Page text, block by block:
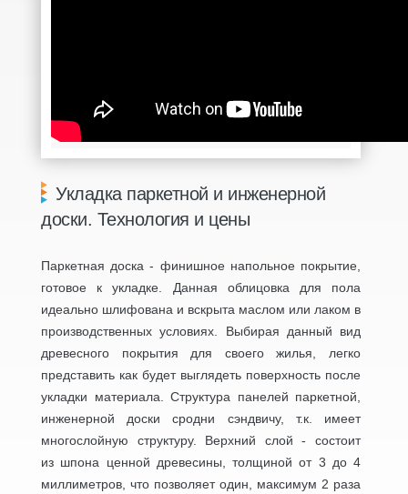
Укладка паркетной и инженерной
доски. Технология и цены
Паркетная доска - финишное напольное покрытие,
готовое к укладке. Данная облицовка для пола
идеально шлифована и вскрыта маслом или лаком в
производственных условиях. Выбирая данный вид
древесного покрытия для своего жилья, легко
представить как будет выглядеть поверхность после
укладки материала. Структура панелей паркетной,
инженерной доски сродни сэндвичу, т.к. имеет
многослойную структуру. Верхний слой - состоит
из шпона ценной древесины, толщиной от 3 до 4
миллиметров, что позволяет один, максимум 2 раза